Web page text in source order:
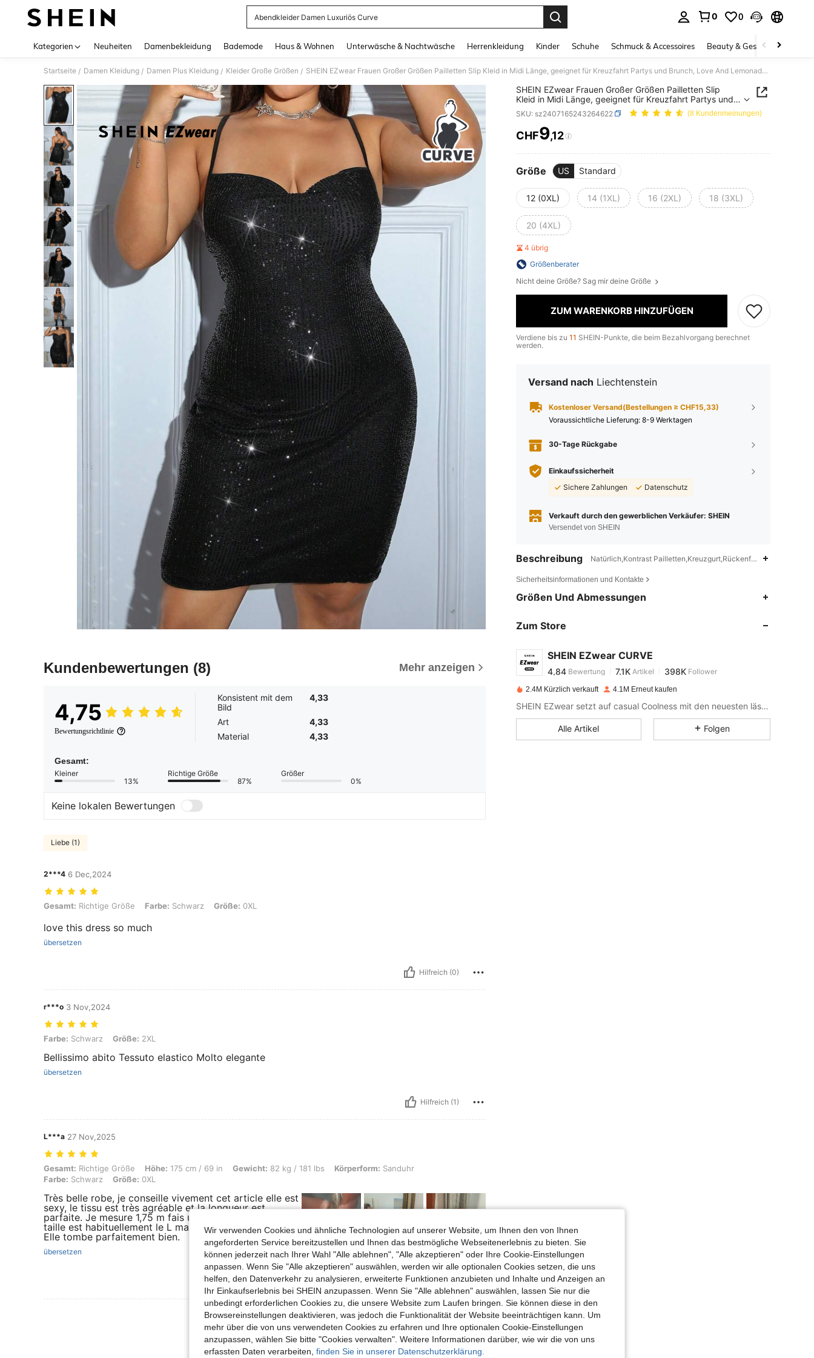
Abendkleider Damen Luxuriös Curve
0 0
Kategorien Neuheiten Damenbekleidung Bademode Haus & Wohnen Unterwäsche & Nachtwäsche Herrenkleidung Kinder Schuhe Schmuck & Accessoires Beauty & Gesundheit
Startseite / Damen Kleidung / Damen Plus Kleidung / Kleider Große Größen / SHEIN EZwear Frauen Großer Größen Pailletten Slip Kleid in Midi Länge, geeignet für Kreuzfahrt Partys und Brunch, Love And Lemonade Design
Kundenbewertungen (8) Mehr anzeigen
4,75
Bewertungsrichtlinie
Konsistent mit dem
Bild
4,33
Art
4,33
Material
4,33
Gesamt:
Kleiner
13%
Richtige Größe
87%
Größer
0%
Keine lokalen Bewertungen
Liebe (1)
2***4 6 Dec,2024
Gesamt: Richtige Größe, Farbe: Schwarz, Größe: 0XL
Gesamt: Richtige Größe Farbe: Schwarz Größe: 0XL
love this dress so much
übersetzen
Hilfreich (0)
r***o 3 Nov,2024
Farbe: Schwarz, Größe: 2XL
Farbe: Schwarz Größe: 2XL
Bellissimo abito Tessuto elastico Molto elegante
übersetzen
Hilfreich (1)
L***a 27 Nov,2025
Gesamt: Richtige Größe, Höhe: 175 cm / 69 in, Gewicht: 82 kg / 181 lbs, Körperform: Sanduhr, Farbe: Schwarz, Größe: 0XL
Gesamt: Richtige Größe Höhe: 175 cm / 69 in Gewicht: 82 kg / 181 lbs Körperform: Sanduhr
Farbe: Schwarz Größe: 0XL
Très belle robe, je conseille vivement cet article elle est
sexy, le tissu est très agréable et la longueur est
parfaite. Je mesure 1,75 m fais un 95 D en poitrine. Ma
taille est habituellement le L mais je l’ai pris en zéro XL.
Elle tombe parfaitement bien.
übersetzen
Hilfreich (0)
Mehr Bewertungen Ansehen
SHEIN EZwear Frauen Großer Größen Pailletten Slip
Kleid in Midi Länge, geeignet für Kreuzfahrt Partys und
Brunch, Love And Lemonade Design
SKU: sz2407165243264622 (8 Kundenmeinungen)
PRICE AND AVAILABILITY
CHF9,12
Größe US Standard
12 (0XL) 14 (1XL) 16 (2XL) 18 (3XL)
20 (4XL)
4 übrig
Größenberater
Nicht deine Größe? Sag mir deine Größe
ZUM WARENKORB HINZUFÜGEN
Verdiene bis zu 11 SHEIN-Punkte, die beim Bezahlvorgang berechnet
werden.
Versand nach Liechtenstein
Kostenloser Versand(Bestellungen ≥ CHF15,33)
Voraussichtliche Lieferung: 8-9 Werktagen
30-Tage Rückgabe
Einkaufssicherheit
Sichere Zahlungen
Datenschutz
Verkauft durch den gewerblichen Verkäufer: SHEIN
Versendet von SHEIN
Beschreibung Natürlich,Kontrast Pailletten,Kreuzgurt,Rückenfrei
Sicherheitsinformationen und Kontakte
Größen Und Abmessungen
Zum Store
SHEIN EZwear CURVE
4,84
4,84
s***gbezahltVor 1 Tag
4,84
2.4M Kürzlich verkauft 4.1M Erneut kaufen
SHEIN EZwear setzt auf casual Coolness mit den neuesten lässigen Kleidungsstücken.
Alle Artikel Folgen
Wir verwenden Cookies und ähnliche Technologien auf unserer Website, um Ihnen den von Ihnen
angeforderten Service bereitzustellen und Ihnen das bestmögliche Webseitenerlebnis zu bieten. Sie
können jederzeit nach Ihrer Wahl "Alle ablehnen", "Alle akzeptieren" oder Ihre Cookie-Einstellungen
anpassen. Wenn Sie "Alle akzeptieren" auswählen, werden wir alle optionalen Cookies setzen, die uns
helfen, den Datenverkehr zu analysieren, erweiterte Funktionen anzubieten und Inhalte und Anzeigen an
Ihr Einkaufserlebnis bei SHEIN anzupassen. Wenn Sie "Alle ablehnen" auswählen, lassen Sie nur die
unbedingt erforderlichen Cookies zu, die unsere Website zum Laufen bringen. Sie können diese in den
Browsereinstellungen deaktivieren, was jedoch die Funktionalität der Website beeinträchtigen kann. Um
mehr über die von uns verwendeten Cookies zu erfahren und Ihre optionalen Cookie-Einstellungen
anzupassen, wählen Sie bitte "Cookies verwalten". Weitere Informationen darüber, wie wir die von uns
erfassten Daten verarbeiten, finden Sie in unserer Datenschutzerklärung.